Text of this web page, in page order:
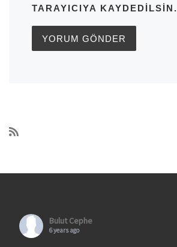
TARAYICIYA KAYDEDILSIN.
Bulut Cephe
6 years ago